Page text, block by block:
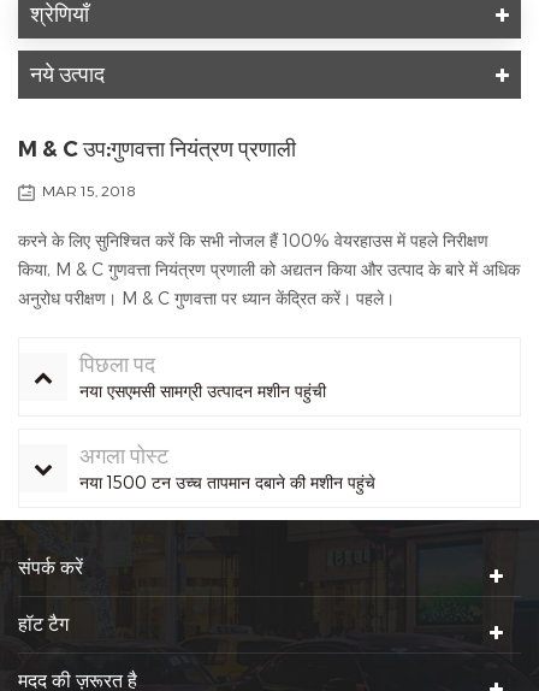
श्रेणियाँ
नये उत्पाद
M & C उप:गुणवत्ता नियंत्रण प्रणाली
MAR 15, 2018
करने के लिए सुनिश्चित करें कि सभी नोजल हैं 100% वेयरहाउस में पहले निरीक्षण
किया, M & C गुणवत्ता नियंत्रण प्रणाली को अद्यतन किया और उत्पाद के बारे में अधिक
अनुरोध परीक्षण। M & C गुणवत्ता पर ध्यान केंद्रित करें। पहले।
पिछला पद
नया एसएमसी सामग्री उत्पादन मशीन पहुंची
अगला पोस्ट
नया 1500 टन उच्च तापमान दबाने की मशीन पहुंचे
संपर्क करें
हॉट टैग
मदद की ज़रूरत है